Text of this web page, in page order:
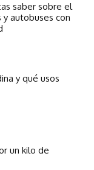
saber sobre el
autobuses con
y qué usos
un kilo de